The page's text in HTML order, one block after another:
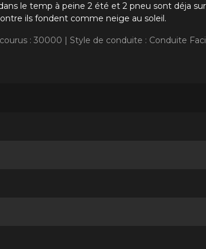
le temp à peine 2 été et 2 pneu sont déja
ils fondent comme neige au soleil.
: 30000 | Style de conduite : Conduite